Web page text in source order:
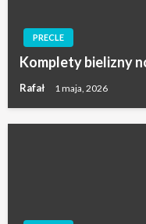
PRECLE
Komplety bielizny
Rafał 1 maja, 2026